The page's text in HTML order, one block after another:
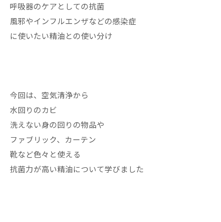
呼吸器のケアとしての抗菌
風邪やインフルエンザなどの感染症
に使いたい精油との使い分け
今回は、空気清浄から
水回りのカビ
洗えない身の回りの物品や
ファブリック、カーテン
靴など色々と使える
抗菌力が高い精油について学びました